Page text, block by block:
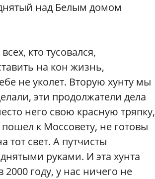
над Белым домом
кто тусовался,
на кон жизнь,
не уколет. Вторую хунту мы
эти продолжатели дела
него свою красную тряпку,
к Моссовету, не готовы
тот свет. А путчисты
руками. И эта хунта
году, у нас ничего не